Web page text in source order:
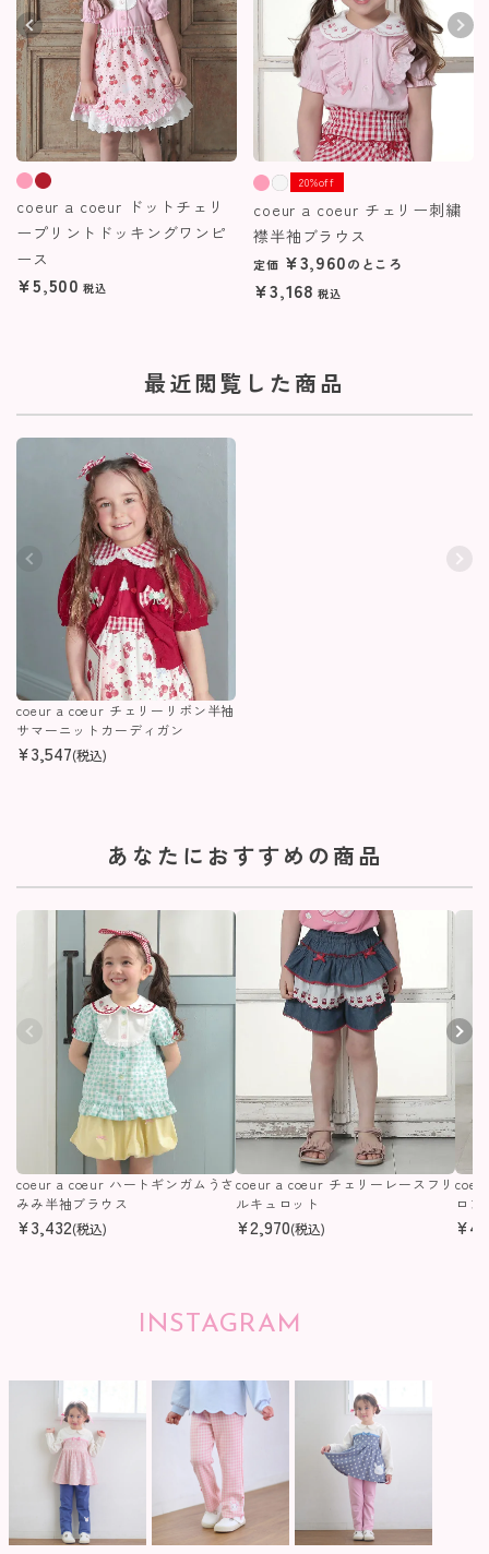
coeur a coeur ドットチェリ
ープリントドッキングワンピ
ース
¥5,500 税込
20%off
coeur a coeur チェリー刺繍
襟半袖ブラウス
定価 ¥3,960のところ
¥3,168 税込
最近閲覧した商品
coeur a coeur チェリーリボン半袖
サマーニットカーディガン
¥3,547(税込)
あなたにおすすめの商品
coeur a coeur ハートギンガムうさ
みみ半袖ブラウス
¥3,432(税込)
coeur a coeur チェリーレースフリ
ルキュロット
¥2,970(税込)
ロ
¥
INSTAGRAM